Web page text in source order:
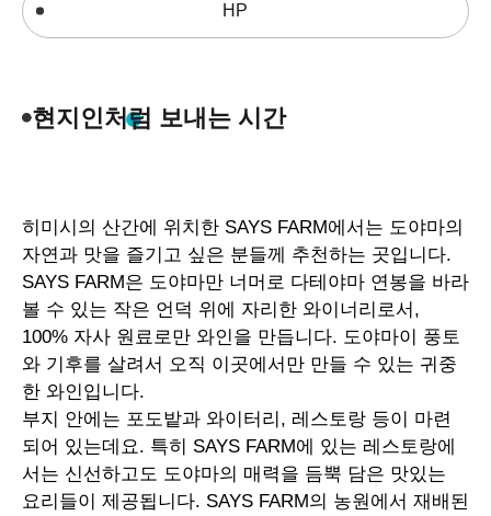
HP
현지인처럼 보내는 시간
히미시의 산간에 위치한 SAYS FARM에서는 도야마의
자연과 맛을 즐기고 싶은 분들께 추천하는 곳입니다.
SAYS FARM은 도야마만 너머로 다테야마 연봉을 바라
볼 수 있는 작은 언덕 위에 자리한 와이너리로서 ,
100% 자사 원료로만 와인을 만듭니다. 도야마이 풍토
와 기후를 살려서 오직 이곳에서만 만들 수 있는 귀중
한 와인입니다.
부지 안에는 포도밭과 와이터리 , 레스토랑 등이 마련
되어 있는데요. 특히 SAYS FARM에 있는 레스토랑에
서는 신선하고도 도야마의 매력을 듬뿍 담은 맛있는
요리들이 제공됩니다. SAYS FARM의 농원에서 재배된